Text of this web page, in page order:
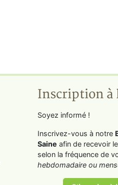
Inscription
Soyez informé !
Inscrivez-vous à notre
Saine afin de recevoir
selon la fréquence de
hebdomadaire ou